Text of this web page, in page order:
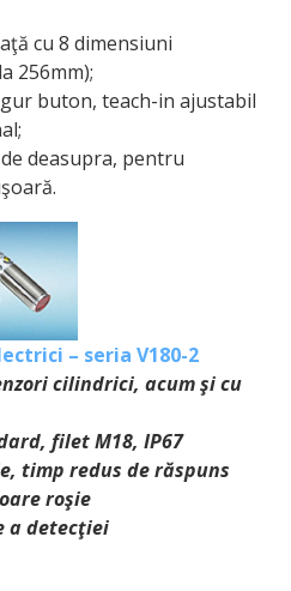
cu 8 dimensiuni
256mm);
buton, teach-in ajustabil
deasupra, pentru
– seria V180-2
cilindrici, acum şi cu
filet M18, IP67
timp redus de răspuns
roşie
a detecţiei